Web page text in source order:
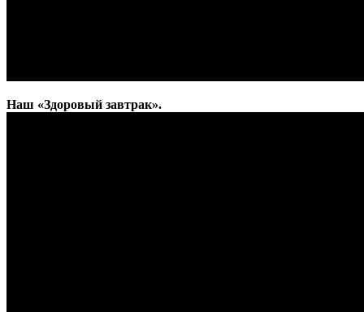
Наш «Здоровый завтрак».